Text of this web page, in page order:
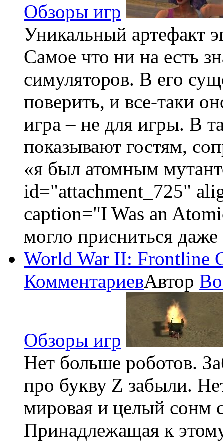
Обзоры игр
Уникальный артефакт
Самое что ни на есть
симуляторов. В его
поверить, и все-таки
игра – не для игры. В
показывают гостям,
«я был атомным
id="attachment_725"
caption="I Was an
могло присниться
World War II: Frontline
КомментариевАвтор
Обзоры игр
Нет больше роботов.
про букву Z забыли.
мировая и целый сонм
Принадлежащая к